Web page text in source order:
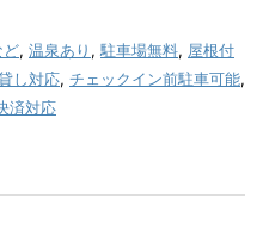
ど, 温泉あり ,駐車場無料, 屋根付
し対応, チェックイン前駐車可能,
済対応